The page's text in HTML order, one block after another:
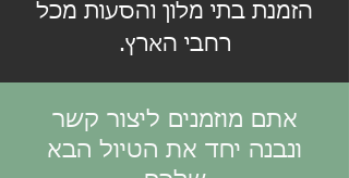
הזמנת בתי מלון והסעות מכל
רחבי הארץ.
אתם מוזמנים ליצור קשר
ונבנה יחד את הטיול הבא